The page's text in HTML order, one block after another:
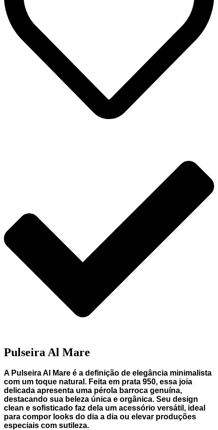
Pulseira Al Mare
A Pulseira Al Mare é a definição de elegância minimalista
com um toque natural. Feita em prata 950, essa joia
delicada apresenta uma pérola barroca genuína,
destacando sua beleza única e orgânica. Seu design
clean e sofisticado faz dela um acessório versátil, ideal
para compor looks do dia a dia ou elevar produções
especiais com sutileza.